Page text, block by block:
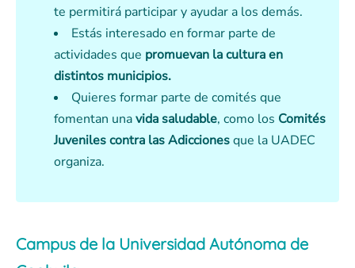
te permitirá participar y ayudar a los demás.
Estás interesado en formar parte de
actividades que promuevan la cultura en
distintos municipios.
Quieres formar parte de comités que
fomentan unavida saludable, como los Comités
Juveniles contra las Adiccionesque la UADEC
organiza.
Campus de la Universidad Autónoma de